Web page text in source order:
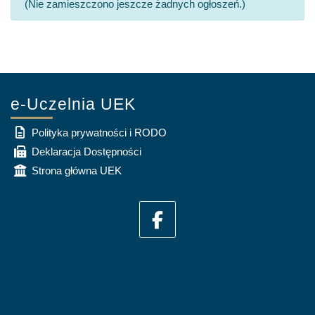
(Nie zamieszczono jeszcze żadnych ogłoszeń.)
e-Uczelnia UEK
Polityka prywatności i RODO
Deklaracja Dostępności
Strona główna UEK